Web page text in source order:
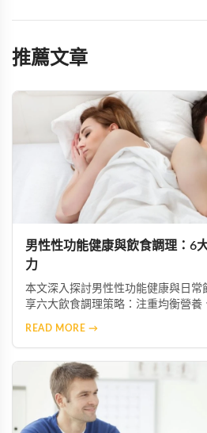
推薦文章
男性性功能健康與飲食調理：6
力
本文深入探討男性性功能健康與日常
享六大飲食調理策略：注重均衡營養
READ MORE →